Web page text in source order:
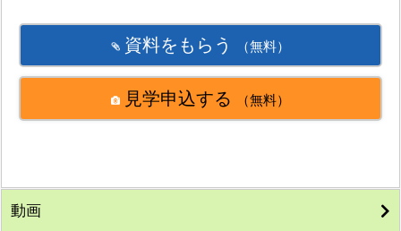
資料をもらう （無料）
見学申込する （無料）
動画